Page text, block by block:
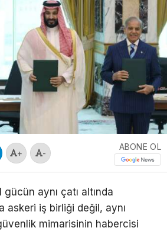
+ -
ABONE OL
aynı çatı altında
askeri iş birliği değil, aynı
mimarisinin habercisi